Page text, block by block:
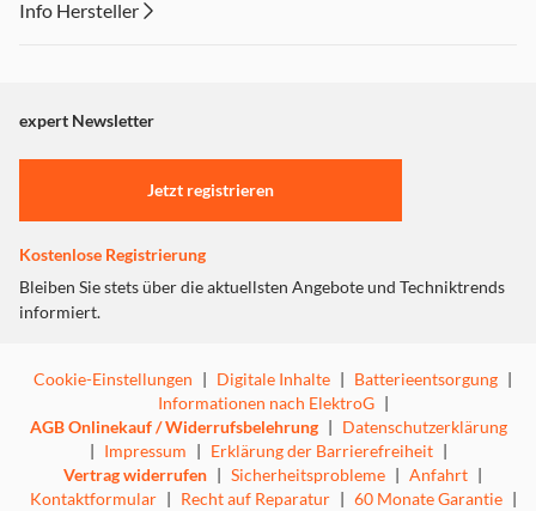
Info Hersteller
"Marketing".
Einstellungen anpassen
expert Newsletter
Jetzt registrieren
Kostenlose Registrierung
Bleiben Sie stets über die aktuellsten Angebote und Techniktrends
informiert.
Cookie-Einstellungen | Digitale Inhalte | Batterieentsorgung |
Informationen nach ElektroG |
AGB Onlinekauf / Widerrufsbelehrung | Datenschutzerklärung
| Impressum | Erklärung der Barrierefreiheit |
Vertrag widerrufen | Sicherheitsprobleme | Anfahrt |
Kontaktformular | Recht auf Reparatur | 60 Monate Garantie |